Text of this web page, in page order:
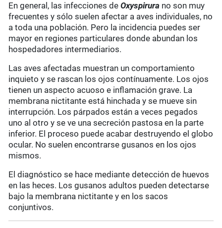
En general, las infecciones deOxyspirura no son muy
frecuentes y sólo suelen afectar a aves individuales, no
a toda una población. Pero la incidencia puedes ser
mayor en regiones particulares donde abundan los
hospedadores intermediarios.
Las aves afectadas muestran un comportamiento
inquieto y se rascan los ojos contínuamente. Los ojos
tienen un aspecto acuoso e inflamación grave. La
membrana nictitante está hinchada y se mueve sin
interrupción. Los párpados están a veces pegados
uno al otro y se ve una secreción pastosa en la parte
inferior. El proceso puede acabar destruyendo el globo
ocular. No suelen encontrarse gusanos en los ojos
mismos.
El diagnóstico se hace mediante detección de huevos
en las heces. Los gusanos adultos pueden detectarse
bajo la membrana nictitante y en los sacos
conjuntivos.